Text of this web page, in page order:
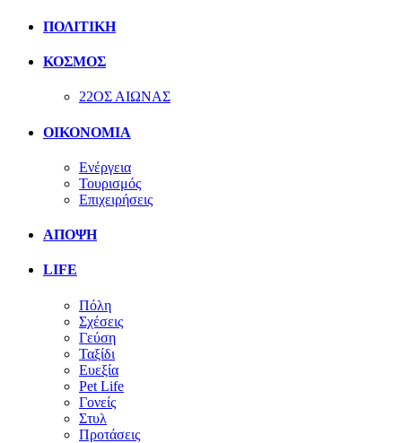
ΠΟΛΙΤΙΚΗ
ΚΟΣΜΟΣ
22ΟΣ ΑΙΩΝΑΣ
ΟΙΚΟΝΟΜΙΑ
Ενέργεια
Τουρισμός
Επιχειρήσεις
ΑΠΟΨΗ
LIFE
Πόλη
Σχέσεις
Γεύση
Ταξίδι
Ευεξία
Pet Life
Γονείς
Στυλ
Προτάσεις